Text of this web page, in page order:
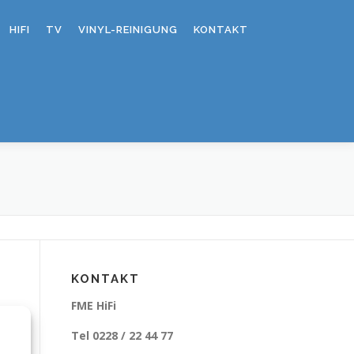
HIFI TV VINYL-REINIGUNG KONTAKT
KONTAKT
FME HiFi
Tel 0228 / 22 44 77